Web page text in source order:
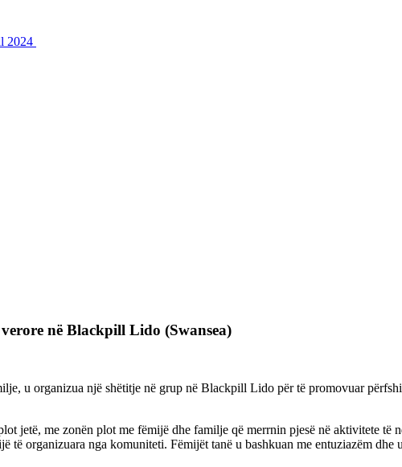
2024
në Blackpill Lido (Swansea)
u organizua një shëtitje në grup në Blackpill Lido për të promovuar
jetë, me zonën plot me fëmijë dhe familje që merrnin pjesë në aktivitete të
organizuara nga komuniteti. Fëmijët tanë u bashkuan me entuziazëm